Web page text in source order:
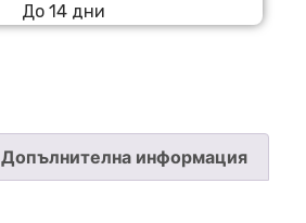
До 14 дни
Допълнителна информация